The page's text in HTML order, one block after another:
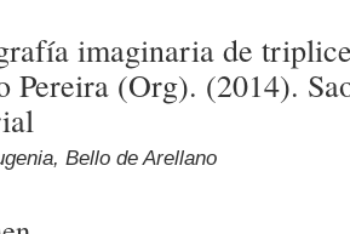
imaginaria de
Pereira (Org). (2014).
Bello de Arellano